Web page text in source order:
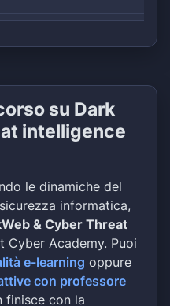
su Dark
intelligence
le dinamiche del
informatica,
& Cyber Threat
Cyber Academy. Puoi
e-learning oppure
con professore
finisce con la